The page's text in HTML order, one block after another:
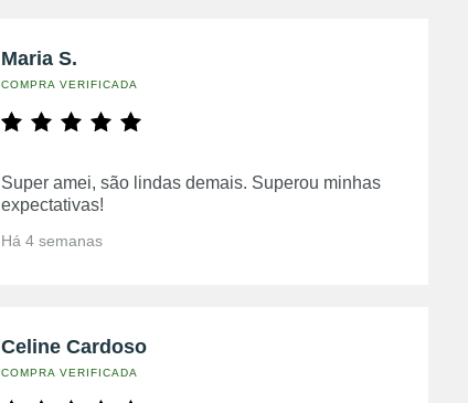
Maria S.
COMPRA VERIFICADA
Super amei, são lindas demais. Superou minhas
expectativas!
Há 4 semanas
Celine Cardoso
COMPRA VERIFICADA